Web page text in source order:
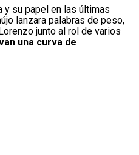
y su papel en las últimas
lanzara palabras de peso,
junto al rol de varios
una curva de